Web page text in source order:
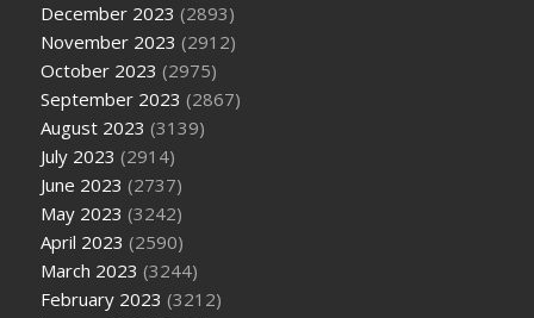
December 2023 (2893)
November 2023 (2912)
October 2023 (2975)
September 2023 (2867)
August 2023 (3139)
July 2023 (2914)
June 2023 (2737)
May 2023 (3242)
April 2023 (2590)
March 2023 (3244)
February 2023 (3212)